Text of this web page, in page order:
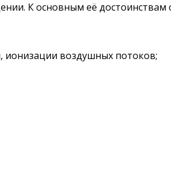
К основным её достоинствам
ионизации воздушных потоков;